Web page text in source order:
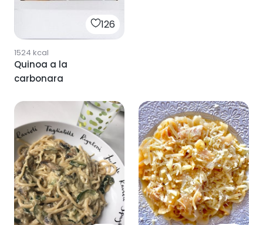
126
1524 kcal
Quinoa a la
carbonara